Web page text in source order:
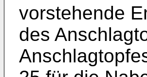
vorstehende
des